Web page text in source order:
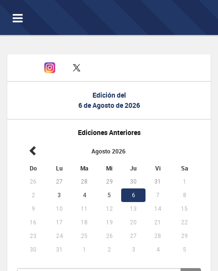
Toggle
navigation
Edición del
6 de Agosto de 2026
Ediciones Anteriores
Agosto 2026
Do Lu Ma Mi Ju Vi Sa
26 27 28 29 30 31
1
2
3 4 5 6 7
8
9
10 11 12 13 14
15
16
17 18 19 20 21
22
23
24 25 26 27 28
29
30
31 1 2 3 4 5